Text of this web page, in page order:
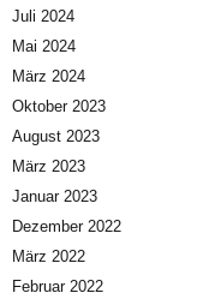
Juli 2024
Mai 2024
März 2024
Oktober 2023
August 2023
März 2023
Januar 2023
Dezember 2022
März 2022
Februar 2022